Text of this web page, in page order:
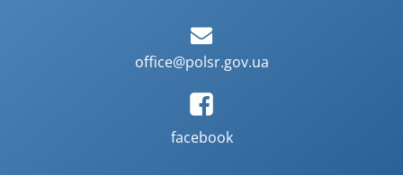
office@polsr.gov.ua
facebook